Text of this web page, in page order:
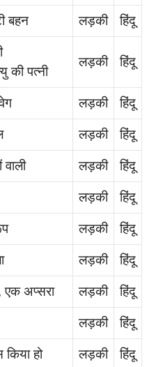
बहन लड़की हिंदू
की पत्नी
लड़की हिंदू
लड़की
हिंदू
लड़की
हिंदू
लड़की
हिंदू
लड़की
हिंदू
लड़की
हिंदू
लड़की
हिंदू
एक अप्सरा लड़की
हिंदू
लड़की
हिंदू
हो लड़की
हिंदू